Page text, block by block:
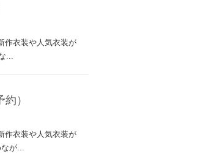
作衣装や人気衣装が
...
）
作衣装や人気衣装が
が...